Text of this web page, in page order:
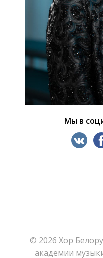
Мы в
© 2026 Хор
академии